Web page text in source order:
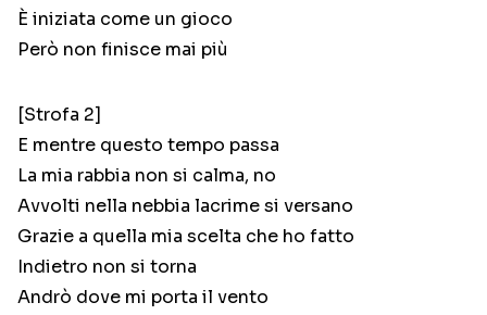
È iniziata come un gioco
Però non finisce mai più
[Strofa 2]
E mentre questo tempo passa
La mia rabbia non si calma, no
Avvolti nella nebbia lacrime si versano
Grazie a quella mia scelta che ho fatto
Indietro non si torna
Andrò dove mi porta il vento